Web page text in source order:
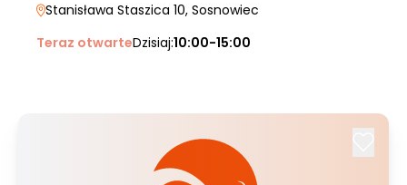
Stanisława Staszica 10, Sosnowiec
Teraz otwarteDzisiaj:10:00-15:00